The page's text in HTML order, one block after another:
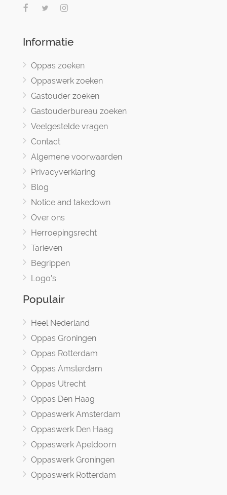
Informatie
Oppas zoeken
Oppaswerk zoeken
Gastouder zoeken
Gastouderbureau zoeken
Veelgestelde vragen
Contact
Algemene voorwaarden
Privacyverklaring
Blog
Notice and takedown
Over ons
Herroepingsrecht
Tarieven
Begrippen
Logo's
Populair
Heel Nederland
Oppas Groningen
Oppas Rotterdam
Oppas Amsterdam
Oppas Utrecht
Oppas Den Haag
Oppaswerk Amsterdam
Oppaswerk Den Haag
Oppaswerk Apeldoorn
Oppaswerk Groningen
Oppaswerk Rotterdam